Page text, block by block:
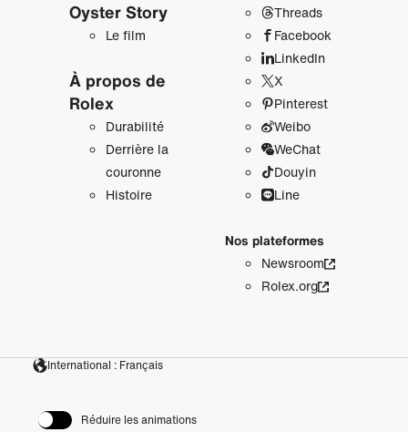
Oyster Story
Le film
À propos de
Rolex
Durabilité
Derrière la
couronne
Histoire
Threads
Facebook
LinkedIn
X
Pinterest
Weibo
WeChat
Douyin
Line
Nos plateformes
Newsroom
Rolex.org
International : Français
Réduire les animations